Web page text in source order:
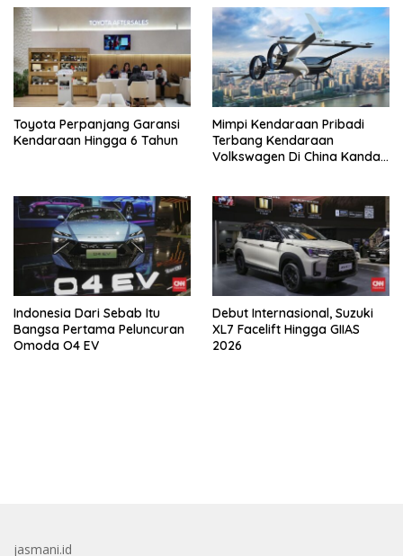
Toyota Perpanjang Garansi
Kendaraan Hingga 6 Tahun
Mimpi Kendaraan Pribadi
Terbang Kendaraan
Volkswagen Di China Kandas
Indonesia Dari Sebab Itu
Bangsa Pertama Peluncuran
Omoda O4 EV
Debut Internasional, Suzuki
XL7 Facelift Hingga GIIAS
2026
jasmani.id